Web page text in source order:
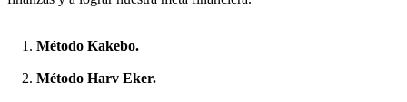
Método Kakebo.
Método Harv Eker.